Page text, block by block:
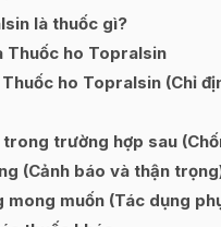
là thuốc gì?
Thuốc ho Topralsin
ho Topralsin (Chỉ
trường hợp sau
(Cảnh báo và thận
mong muốn (Tác dụng